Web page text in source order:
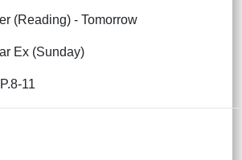
(Reading) - Tomorrow
Ex (Sunday)
11